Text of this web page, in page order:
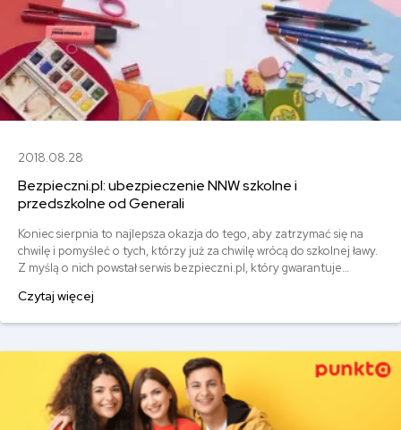
2018.08.28
Bezpieczni.pl: ubezpieczenie NNW szkolne i
przedszkolne od Generali
Koniec sierpnia to najlepsza okazja do tego, aby zatrzymać się na
chwilę i pomyśleć o tych, którzy już za chwilę wrócą do szkolnej ławy.
Z myślą o nich powstał serwis bezpieczni.pl, który gwarantuje
zapominając także o pracownikach tych placówek czy nawet
studentach. Co gwarantuje NNW od bezpieczni.pl? Prześwietlamy
Czytaj więcej